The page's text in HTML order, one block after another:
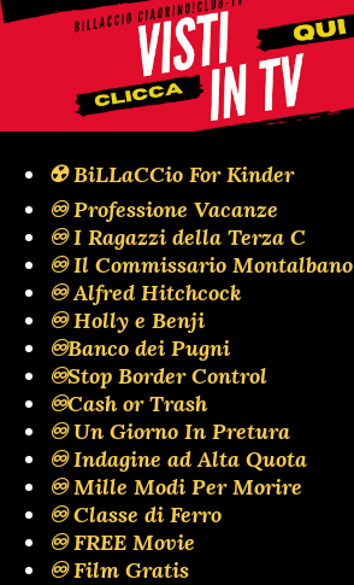
☢️ BiLLaCCio For Kinder
♾️ Professione Vacanze
♾️ I Ragazzi della Terza C
♾️ Il Commissario Montalbano
♾️ Alfred Hitchcock
♾️ Holly e Benji
♾️Banco dei Pugni
♾️Stop Border Control
♾️Cash or Trash
♾️ Un Giorno In Pretura
♾️ Indagine ad Alta Quota
♾️ Mille Modi Per Morire
♾️ Classe di Ferro
♾️ FREE Movie
♾️ Film Gratis